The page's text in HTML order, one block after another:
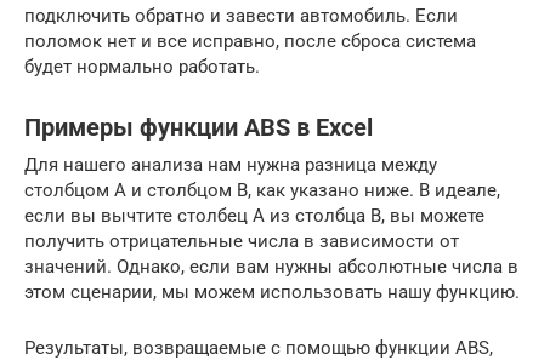
подключить обратно и завести автомобиль. Если
поломок нет и все исправно, после сброса система
будет нормально работать.
Примеры функции ABS в Excel
Для нашего анализа нам нужна разница между
столбцом A и столбцом B, как указано ниже. В идеале,
если вы вычтите столбец A из столбца B, вы можете
получить отрицательные числа в зависимости от
значений. Однако, если вам нужны абсолютные числа в
этом сценарии, мы можем использовать нашу функцию.
Результаты, возвращаемые с помощью функции ABS,